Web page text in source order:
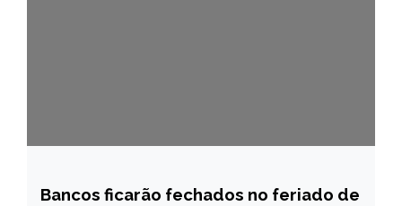
BRASIL
Bancos ficarão fechados no feriado de